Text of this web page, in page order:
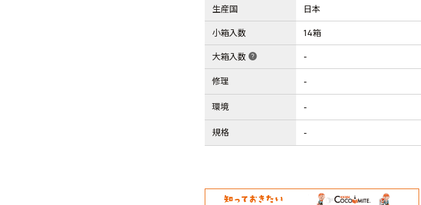
生産国 日本
小箱入数 14箱
大箱入数 help -
修理 -
環境 -
規格 -